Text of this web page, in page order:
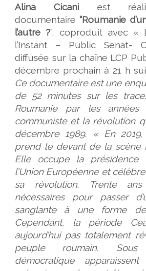
Alina Cicaniest
documentaire “Roumanie
l’autre ?”, coproduit avec «
l’Instant – Public Senat-
diffusée sur la chaîne LCP
décembre prochain à 21 h
Ce documentaire est une
de 52 minutes sur les
Roumanie par les années
communiste et la révolution
décembre 1989. « En
prend le devant de la scène
Elle occupe la présidence
l’Union Européenne et
sa révolution. Trente
nécessaires pour passer
sanglante à une forme de
Cependant, la période
aujourd’hui pas totalement
peuple roumain.
démocratique